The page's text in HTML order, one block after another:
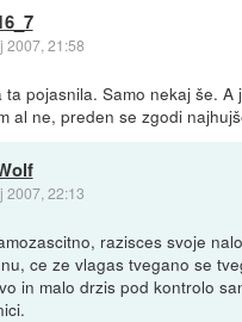
2007, 21:58
ta pojasnila. Samo nekaj še. A
al ne, preden se zgodi
2007, 22:13
razisces svoje
ce ze vlagas tvegano se
in malo drzis pod kontrolo